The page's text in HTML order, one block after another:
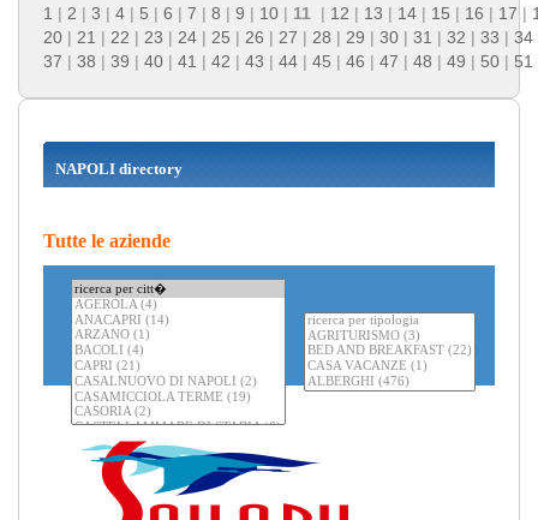
1 | 2 | 3 | 4 | 5 | 6 | 7 | 8 | 9 | 10 | 11 | 12 | 13 | 14 | 15 | 16 | 17 |
20 | 21 | 22 | 23 | 24 | 25 | 26 | 27 | 28 | 29 | 30 | 31 | 32 | 33 | 34
37 | 38 | 39 | 40 | 41 | 42 | 43 | 44 | 45 | 46 | 47 | 48 | 49 | 50 | 51
NAPOLI directory
Tutte le aziende